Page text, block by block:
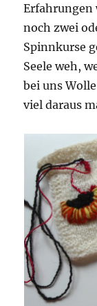
Erfahrungen
noch zwei
Spinnkurse
Seele weh,
bei uns
viel daraus